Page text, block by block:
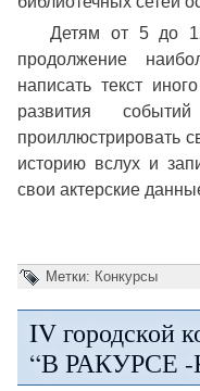
Детям от 5 до 12
продолжение
написать текст
развития
проиллюстрировать
историю вслух и
свои актерские
Метки: Конкурсы
IV городской
“В РАКУРСЕ